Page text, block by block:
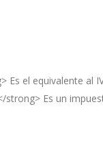
el equivalente
Es un